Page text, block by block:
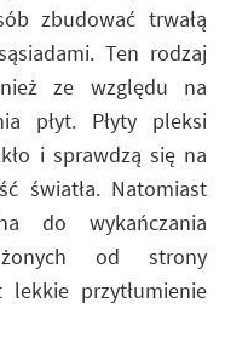
zbudować trwałą
Ten rodzaj
ze względu na
płyt. Płyty pleksi
i sprawdzą się na
światła. Natomiast
do wykańczania
od strony
przytłumienie